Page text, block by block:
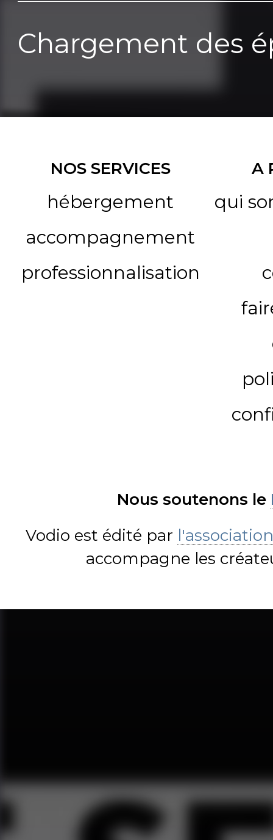
Chargement des
NOS SERVICES
hébergement
accompagnement
professionnalisation
A
qui